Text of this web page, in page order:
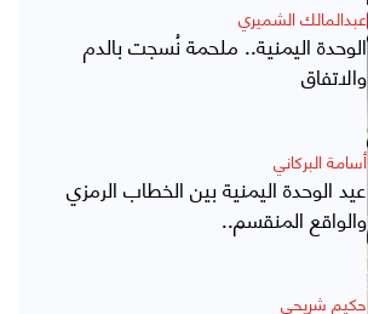
عبدالمالك الشميري
الوحدة اليمنية.. ملحمة نُسجت بالدم
والاتفاق
أسامة البركاني
عيد الوحدة اليمنية بين الخطاب الرمزي
والواقع المنقسم..
حكيم شريحي